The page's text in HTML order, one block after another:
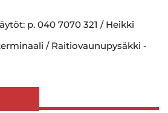
p. 040 7070 321 / Heikki
/ Raitiovaunupysäkki -